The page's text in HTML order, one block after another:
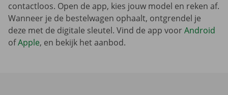
contactloos. Open de app, kies jouw model en reken af.
Wanneer je de bestelwagen ophaalt, ontgrendel je
deze met de digitale sleutel. Vind de app voorAndroid
ofApple, en bekijk het aanbod.